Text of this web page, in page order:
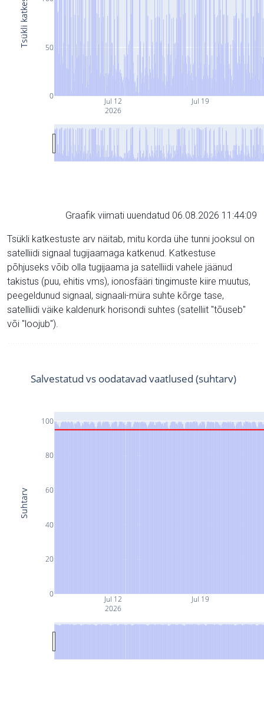
Jul 12
2026
Jul 19
0
50
Graafik viimati uuendatud 06.08.2026 11:44:09
Tsükli katkestuste arv näitab, mitu korda ühe tunni jooksul on
satelliidi signaal tugijaamaga katkenud. Katkestuse
põhjuseks võib olla tugijaama ja satelliidi vahele jäänud
takistus (puu, ehitis vms), ionosfääri tingimuste kiire muutus,
peegeldunud signaal, signaali-müra suhte kõrge tase,
satelliidi väike kaldenurk horisondi suhtes (satelliit "tõuseb"
või "loojub").
Jul 12
2026
Jul 19
0
20
40
60
80
100
Salvestatud vs oodatavad vaatlused (suhtarv)
Suhtarv